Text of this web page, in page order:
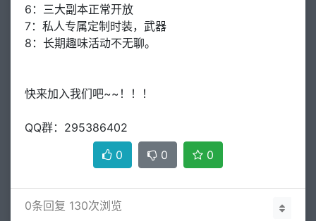
6：三大副本正常开放
7：私人专属定制时装，武器
8：长期趣味活动不无聊。
快来加入我们吧~~！！！
QQ群：295386402
0
0 0
0条回复 130次浏览